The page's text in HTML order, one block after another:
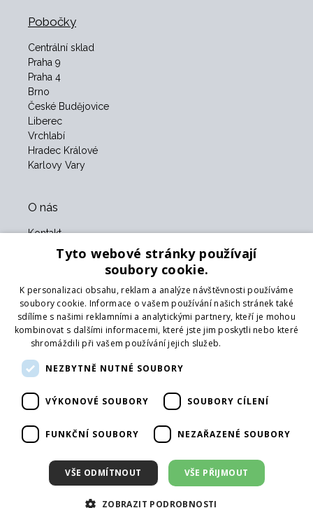
Pobočky
Centrální sklad
Praha 9
Praha 4
Brno
České Budějovice
Liberec
Vrchlabí
Hradec Králové
Karlovy Vary
O nás
Kontakt
Obchodní podmínky
Naši partneři
Formulář pro vrácení zboží
Vrácení zboží
Doprava
Sledujte nás
Přihlásit mailing
Tyto webové stránky používají
soubory cookie.
K personalizaci obsahu, reklam a analýze návštěvnosti používáme
soubory cookie. Informace o vašem používání našich stránek také
sdílíme s našimi reklamními a analytickými partnery, kteří je mohou
kombinovat s dalšími informacemi, které jste jim poskytli nebo které
shromáždili při vašem používání jejich služeb.
NEZBYTNĚ NUTNÉ SOUBORY
VÝKONOVÉ SOUBORY SOUBORY CÍLENÍ
FUNKČNÍ SOUBORY NEZAŘAZENÉ SOUBORY
VŠE PŘIJMOUT
VŠE ODMÍTNOUT
ZOBRAZIT PODROBNOSTI